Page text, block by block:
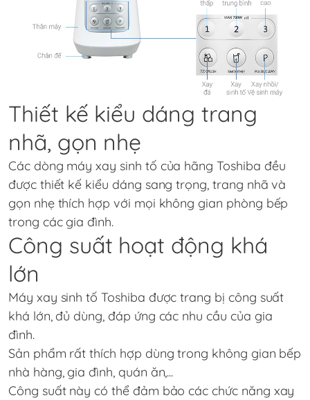
Thiết kế kiểu dáng trang
nhã, gọn nhẹ
Các dòng máy xay sinh tố của hãng Toshiba đều
được thiết kế kiểu dáng sang trọng, trang nhã và
gọn nhẹ thích hợp với mọi không gian phòng bếp
trong các gia đình.
Công suất hoạt động khá
lớn
Máy xay sinh tố Toshiba được trang bị công suất
khá lớn, đủ dùng, đáp ứng các nhu cầu của gia
đình.
Sản phẩm rất thích hợp dùng trong không gian bếp
nhà hàng, gia đình, quán ăn,...
Công suất này có thể đảm bảo các chức năng xay